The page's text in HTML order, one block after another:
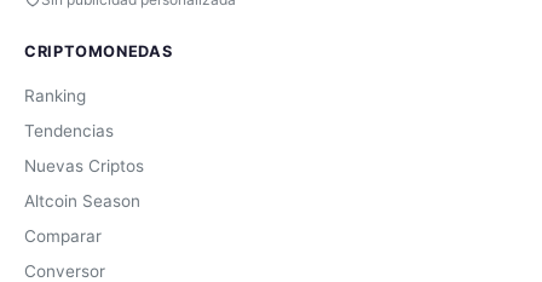
CRIPTOMONEDAS
Ranking
Tendencias
Nuevas Criptos
Altcoin Season
Comparar
Conversor